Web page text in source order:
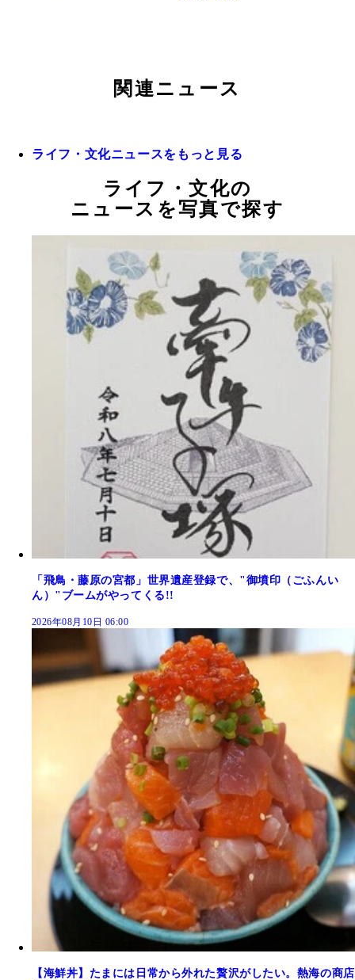
関連ニュース
ライフ・文化ニュースをもっと見る
ライフ・文化の
ニュースを写真で探す
「飛鳥・藤原の宮都」世界遺産登録で、"御墳印（ごふんい
ん）"ブームがやってくる!!
2026年08月10日 06:00
【海鮮丼】たまには日常から外れた贅沢がしたい。熱海の商店